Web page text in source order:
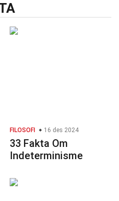
FILOSOFI 16 des 2024
33 Fakta Om
Indeterminisme